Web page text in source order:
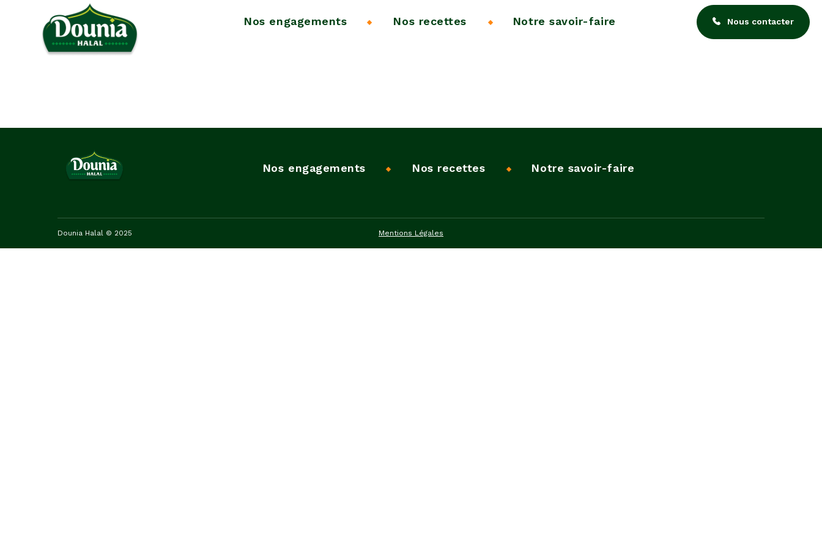
Nos engagements Nos recettes Notre savoir-faire Nous contacter
Nos engagements Nos recettes Notre savoir-faire
Dounia Halal © 2025 Mentions Légales